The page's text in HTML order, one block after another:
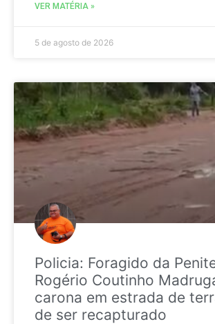
VER MATÉRIA »
5 de agosto de 2026
Policia: Foragido da
Rogério Coutinho
carona em estrada de
de ser recapturado